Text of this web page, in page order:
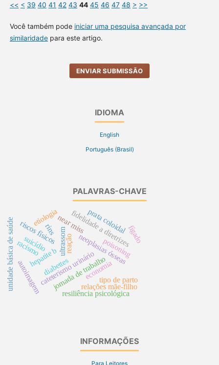
<< < 39 40 41 42 43 44 45 46 47 48 > >>
Você também pode iniciar uma pesquisa avançada por
similaridadepara este artigo.
ENVIAR SUBMISSÃO
IDIOMA
English
Português (Brasil)
PALAVRAS-CHAVE
hepatite b neoplasias ósseas
poisoning
ultrassom
cateterismo urinário
near miss
fidelidade a diretrizes
jornada de trabalho
resiliência psicológica
relações mãe-filho
riscos físicos
unidade básica de saúdeautoimagem economia
suicídio reação
prata coloidal
diabettes
fígado
rins
racismo
tipo de parto
etiologia
INFORMAÇÕES
Para Leitores